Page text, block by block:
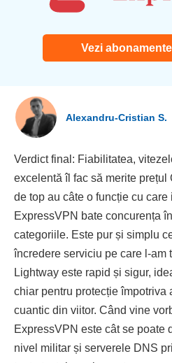
Vezi
Alexandru-Cristian S.
Verdict final: Fiabilitatea,
excelentă îl fac să merite
de top au câte o funcție cu
ExpressVPN bate concurența
categoriile. Este pur și simplu
încredere serviciu pe care l-am
Lightway este rapid și sigur,
chiar pentru protecție împotriva
cuantic din viitor. Când vine
ExpressVPN este cât se poate
nivel militar și serverele DNS